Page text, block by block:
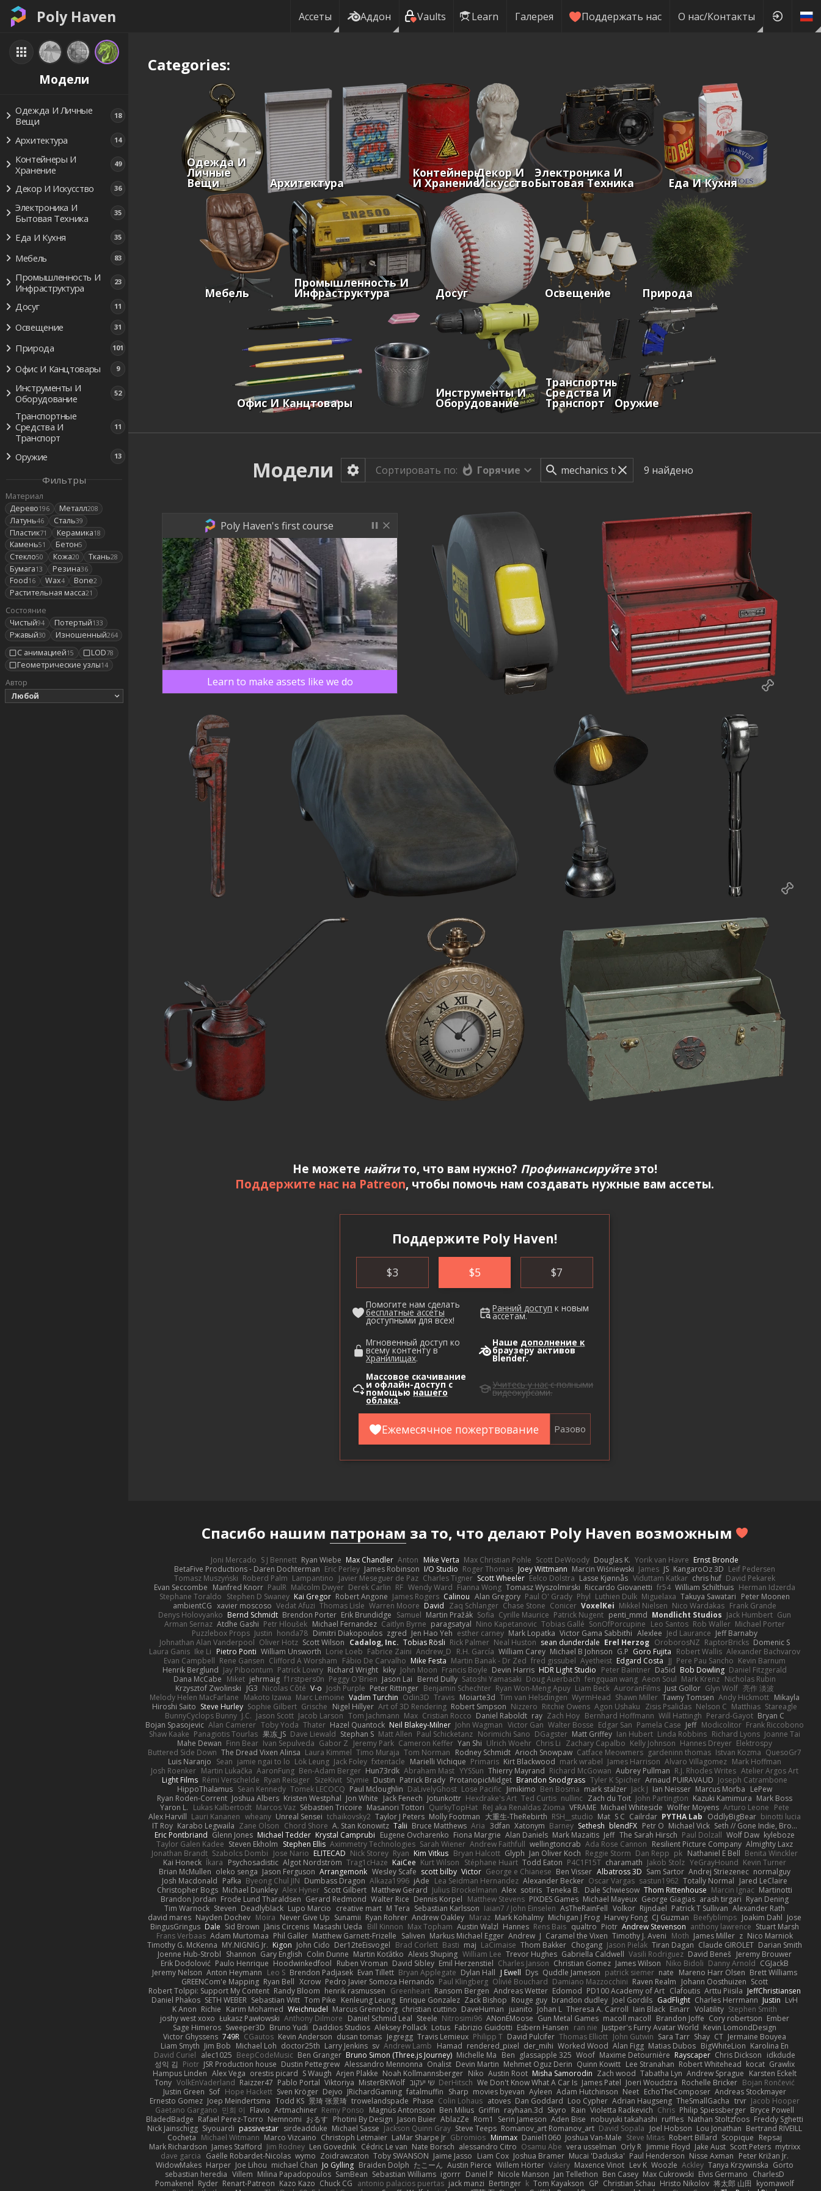
Poly Haven Ассеты Аддон Vaults Learn Галерея Поддержать нас О нас/Контакты
Модели
Одежда И Личные
Вещи
18
Архитектура 14
Контейнеры И
Хранение
49
Декор И Искусство 36
Электроника И
Бытовая Техника
35
Еда И Кухня 35
Мебель 83
Промышленность И
Инфраструктура
23
Досуг 11
Освещение 31
Природа 101
Офис И Канцтовары 9
Инструменты И
Оборудование
52
Транспортные
Средства И
Транспорт
11
Оружие 13
Фильтры
Материал
Дерево196 Металл208
Латунь46 Сталь39
Пластик71 Керамика18
Камень51 Бетон5
Стекло50 Кожа20 Ткань28
Бумага13 Резина36
Food16 Wax4 Bone2
Растительная масса21
Состояние
Чистый94 Потертый133
Ржавый30 Изношенный264
С анимацией15 LOD78
Геометрические узлы14
Автор
Любой
Categories:
Одежда И
Личные
Вещи Архитектура
Контейнеры
И Хранение
Декор И
Искусство
Электроника И
Бытовая Техника Еда И Кухня
Мебель
Промышленность И
Инфраструктура Досуг Освещение Природа
Офис И Канцтовары
Инструменты И
Оборудование
Транспортные
Средства И
Транспорт Оружие
Модели Сортировать по: Горячие 9 найдено
Poly Haven's first course
Learn to make assets like we do
Не можете найтито, что вам нужно? Профинансируйтеэто!
Поддержите нас на Patreon, чтобы помочь нам создавать нужные вам ассеты.
Поддержите Poly Haven!
$3 $5 $7
Помогите нам сделать
бесплатные ассеты
доступными для всех!
Ранний доступ к новым
ассетам.
Мгновенный доступ ко
всему контенту в
Хранилищах.
Наше дополнение к
браузеру активов
Blender.
Массовое скачивание
и офлайн-доступ с
помощью нашего
облака.
Учитесь у насс полными
видеокурсами.
Ежемесячное пожертвование Разово
Спасибо нашим патронам за то, что делают Poly Haven возможным
Joni Mercado S J Bennett Ryan Wiebe Max Chandler Anton Mike Verta Max Christian Pohle Scott DeWoody Douglas K. Yorik van Havre Ernst Bronde
BetaFive Productions - Daren Dochterman Eric Perley James Robinson I/O Studio Roger Thomas Joey Wittmann Marcin Wiśniewski James JS KangaroOz 3D Leif Pedersen
Tomasz Muszyński Roberd Palm Lampantino Javier Meseguer de Paz Charles Tigner Scott Wheeler Eelco Dolstra Lasse Kjønnås Viduttam Katkar chris huf David Pekarek
Evan Seccombe Manfred Knorr PaulR Malcolm Dwyer Derek Carlin RF Wendy Ward Fianna Wong Tomasz Wyszolmirski Riccardo Giovanetti fr54 William Schilthuis Herman Idzerda
Stephane Toraldo Stephen D Swaney Kai Gregor Robert Angone James Rogers Calinou Alan Gregory Paul O' Grady Phyl Luthien Dulk Miguelaxa Takuya Sawatari Peter Moonen
ambientCG xavier moscoso Vedat Afuzi Thomas Lisle Warren Moore David Zaq Schlanger Chase Stone Conicer VoxelKei Mikkel Nielsen Nico Wardakas Frank Grande
Denys Holovyanko Bernd Schmidt Brendon Porter Erik Brundidge Samuel Martin Pražák Sofia Cyrille Maurice Patrick Nugent penti_mmd Mondlicht Studios Jack Humbert Gun
Arman Sernaz Atdhe Gashi Petr Hloušek Michael Fernandez Caitlyn Byrne paragsatyal Nino Kapetanovic Tobias Gallé SonOfPorcupine Leo Santos Rob Waller Michael Porter
Puzzlebox Props Justin honda78 Dimitri Diakopoulos zgred Jen Hao Yeh esther carney Mark Lopatka Victor Gama Sabbithi Alexlee Jed Laurance Jeff Barnaby
Johnathan Alan Vanderpool Oliver Hotz Scott Wilson Cadalog, Inc. Tobias Rösli Rick Palmer Neal Huston sean dunderdale Erel Herzog OroborosNZ RaptorBricks Domenic S
Laura Ganis Ike Li Pietro Ponti William Unsworth Lorie Loeb Fabrice Zaini Andrew_D R.H. García William Carey Michael B Johnson G.P Goro Fujita Robert Wallis Alexander Bachvarov
Evan Campbell Rene Gansen Clifford A Worsham Fábio De Carvalho Mike Festa Martin Banak - Dr Zed fred gissubel Ayetheist Edgard Costa JJ Pere Pau Sancho Kevin Barnum
Henrik Berglund Jay Piboontum Patrick Lowry Richard Wright kiky John Moon Francis Boyle Devin Harris HDR Light Studio Peter Baintner Da5id Bob Dowling Daniel Fitzgerald
Dana McCabe Miket jehrmaig f1rstpers0n Peggy O'Brien Jason Lai Bernd Dully Satoshi Yamasaki Doug Auerbach fengquan wang Aeon Soul Mark Krenz Nicholas Rubin
Krzysztof Zwolinski JG3 Nicolas Côté V-o Josh Purple Peter Rittinger Benjamin Schechter Ryan Won-Meng Apuy Liam Beck AuroranFilms Just Gollor Glyn Wolf 亮作 淡波
Melody Helen MacFarlane Makoto Izawa Marc Lemoine Vadim Turchin Odin3D Travis Moiarte3d Tim van Helsdingen WyrmHead Shawn Miller Tawny Tomsen Andy Hickmott Mikayla
Hiroshi Saito Steve Hurley Sophie Gilbert Grische Nigel Hillyer Art of 3D Rendering Robert Simpson Nizzero Ritchie Owens Agon Ushaku Zisis Psalidas Nelson C Matthias Stareagle
BunnyCyclops Bunny J.C. Jason Scott Jacob Larson Tom Jachmann Max Cristian Rocco Daniel Raboldt ray Zach Hoy Bernhard Hoffmann Will Hattingh Perard-Gayot Bryan C
Bojan Spasojevic Alan Camerer Toby Yoda Thater Hazel Quantock Neil Blakey-Milner John Wagman Victor Gan Walter Bosse Edgar San Pamela Case Jeff Modicolitor Frank Riccobono
Shaw Kaake Panagiotis Tourlas 果冻_JS Dave Liewald Stephan S Matt Allen Paul Schicketanz Norimichi Sano DGagster Matt Griffey Ian Hubert Linda Robbins Richard Lyons Joanne Tai
Mahe Dewan Finn Bear Ivan Sepulveda Gabor Z Jeremy Park Cameron Keffer Yan Shi Ulrich Woehr Chris Li Zachary Capalbo Kelly Johnson Hannes Dreyer Elektrospy
Buttered Side Down The Dread Vixen Alinsa Laura Kimmel Timo Muraja Tom Norman Rodney Schmidt Arioch Snowpaw Catface Meowmers gardeninn thomas Istvan Kozma QuesoGr7
Luis Naranjo Sean jamie ngai to lo Lök Leung Jack Foley fxtentacle Marielli Vichique Primaris Kirt Blackwood mark wrabel James Harrison Alvaro Villagomez Mark Hoffman
Josh Roenker Martin Lukačka AaronFung Ben-Adam Berger Hun73rdk Abraham Mast YYSSun Thierry Mayrand Richard McGowan Aubrey Pullman R.J. Rhodes Writes Atelier Argos Art
Light Films Rémi Verschelde Ryan Reisiger SizeKivit Stymie Dustin Patrick Brady ProtanopicMidget Brandon Snodgrass Tyler K Spicher Arnaud PUIRAVAUD Joseph Catrambone
HippoThalamus Sean Kennedy Tomek LECOCQ Paul Mcloughlin DaLivelyGhost Lose Pacific Jimikimo Ben Bosma mark stalzer Jack J Ian Neisser Marcus Morba LePew
Ryan Roden-Corrent Joshua Albers Kristen Westphal Jon White Jack Fenech Jotunkottr Hexdrake's Art Ted Curtis nullinc Zach du Toit John Partington Kazuki Kamimura Mark Boss
Yaron L. Lukas Kalbertodt Marcos Vaz Sébastien Tricoire Masanori Tottori QuirkyTopHat ReJ aka Renaldas Zioma VFRAME Michael Whiteside Wolfer Moyens Arturo Leone Pete
Alex Harvill Lauri Kananen wheany Unreal Sensei tchaikovsky2 Taylor J Peters Molly Footman 大重生-TheRebirth RSH__studio Mat S C Cailrdar PYTHA Lab OddlyBigBear binotti lucia
IT Roy Karabo Legwaila Zane Olson Chord Shore A. Stan Konowitz Talii Bruce Matthews Aria 3dfan Xatonym Barney Sethesh blendFX Petr O Michael Vick Seth // Gone Indie, Bro...
Eric Pontbriand Glenn Jones Michael Tedder Krystal Camprubi Eugene Ovcharenko Fiona Margrie Alan Daniels Mark Mazaitis Jeff The Sarah Hirsch Paul Dolzall Wolf Daw kyleboze
Taylor Galen Kadee Steven Ekholm Stephen Ellis Aximmetry Technologies Sarah Wiener Andrew Faithfull wellingtoncrab Ada Rose Cannon Resilient Picture Company Almighty Laxz
Jonathan Brandt Szabolcs Dombi Jose Nario ELITECAD Nick Storey Ryan Kim Vitkus Bryan Halcott Glyph Jan Oliver Koch Reggie Storm Dan Repp pk Nathaniel E Bell Benita Winckler
Kai Honeck Íkara Psychosadistic Algot Nordström Trag1cHaze KaiCee Kurt Wilson Stéphane Huart Todd Eaton P4C1F15T charamath Jakob Stolz YeGrayHound Kevin Turner
Brian McMullen oleko senga Jason Ferguson Arrangemonk Wesley Scafe scott bilby Victor George e Chianese Ben Visser Albatross 3D Sam Sartor Andrej Striezenec normalguy
Josh Macdonald Pafka Byeong Chul JIN Dumbass Dragon Alkaza1996 jAde Lea Seidman Hernandez Alexander Becker Oscar Vargas sastun1962 Totally Normal Jared LeClaire
Christopher Bogs Michael Dunkley Alex Hyner Scott Gilbert Matthew Gerard Julius Brockelmann Alex sotiris Teneka B. Dale Schwiesow Thom Rittenhouse Marcin Ignac Martinotti
Brandon Jordan Frode Lund Tharaldsen Gerard Redmond Walter Rice Dennis Korpel Matthew Stevens PIXDES Games Michael Mayeux George Giagias arash tirgari Ryan Dening
Tim Warnock Steven Deadlyblack Lupo Marcio creative mart M Tera Sebastian Karlsson Iaian7 / John Einselen AsTheRainFell Volkor Rijndael Patrick T Sullivan Alexander Rath
david mares Nayden Dochev Moira Never Give Up Sunamii Ryan Rohrer Andrew Oakley Maraz Mark Kohalmy Michigan J Frog Harvey Fong CJ Guzman Beefyblimps Joakim Dahl Jose
BingusGringus Dale Sid Brown Jānis Circenis Masashi Ueda Bill Kinnon Max Topham Austin Walzl Hannes Rens Bais qualtro Piotr Andrew Stevenson anthony lawrence Stuart Marsh
Frans Verbaas Adam Murtomaa Phil Galler Matthew Garnett-Frizelle Saliven Markus Michael Egger Andrew J Caramel the Vixen Timothy J. Aveni Moth James Miller z Nico Marniok
Timothy G. McKenna MY.NIGNIG Jr. Kigon John Cido Der12teEisvogel Brad Corlett Basti maj LaCimaise Thom Bakker Chogang Jason Pielak Tiran Dagan Claude GIROLET Darian Smith
Joenne Hub-Strobl Shannon Gary English Colin Dunne Martin Koťátko Alexis Shuping William Lee Trevor Hughes Gabriella Caldwell Vasili Rodriguez David Beneš Jeremy Brouwer
Erik Dodolović Paulo Henrique Hoodwinkedfool Ruben Vroman David Sibley Emil Herzenstiel Charles Janson Christian Gomez James Wilson Niko Bidoli Danny Arnold CGJackB
Jeremy Nelson Anton Heymann Leo S Brendon Padjasek Evan Tillett Bryan Applegate Dylan Hall J Ewell Dys Quddle Jameson patrick siemer nate Mareno Harr Olsen Brett Williams
GREENCom'e Mapping Ryan Bell Xcrow Pedro Javier Somoza Hernando Paul Klingberg Olivié Bouchard Damiano Mazzocchini Raven Realm Johann Oosthuizen Scott
Robert Tolppi: Support My Content Randy Bloom henrik rasmussen Greenheart Ransom Bergen Andreas Wetter Edomod PD100 Academy of Art Clafoutis Arttu Piisila JeffChristiansen
Daniel Phakos SETH WEBER Sebastian Witt Tom Pike Kenleung Leung Enrique Gonzalez Zack Bishop Rouge guy brandon dudley Joel Gordils GadFlight Charles Herrmann Justin LvH
K Anon Richie Karim Mohamed Weichnudel Marcus Grennborg christian cuttino DaveHuman juanito Johan L Theresa A. Carroll Iain Black Einarr Volatility Stephen Smith
joshy west xoxo Łukasz Pawłowski Anthony Dilmore Daniel Schmid Leal Steele Nitrosimi96 ANonEMoose Gun Metal Games macoll macoll Brandon Joffe Cory robertson Ember
Sage Himeros Sweeper3D Bruno Yudi Daddios Studios Aleksey Pollack Lotus Fabrizio Guidotti Esbern Hansen ran nie Justper's Furry Avatar World Kevin LomondDesign
Victor Ghyssens 749R CGautos Kevin Anderson dusan tomas Jegregg Travis Lemieux Philipp T David Pulcifer Thomas Elliott John Gutwin Sara Tarr Shay CT Jermaine Bouyea
Liam Smyth Jim Bob Michael Loh doctor25th Larry Jenkins sv Andrew Lamb Hamad rendered_pixel der_mihi Worked Wood Alan Figg Matias Dubos BigWhiteLion Karolina En
David Curiel alec1025 BeepCodeMusic Ben Granger Bruno Simon (Three.js Journey) Michelle Ma Ben glassapple 325 Woof Maxime Detournière Rayscaper Chris Dickson idkdude
성익 김 Piotr JSR Production house Dustin Pettegrew Alessandro Mennonna Onalist Devin Martin Mehmet Oguz Derin Quinn Kowitt Lee Stranahan Robert Whitehead kocat Grawlix
Hampus Linden Alex Vega orestis picard S Waugh Arjen Plakke Noah Kollmannsberger Niko Austin Root Misha Samorodin Zach wood Tabatha Lyn Andrew Sprague Karsten Eckelt
Tony VolkEnVaderland Raizzer47 Pablo Portal Viktoriya MisterBKWolf שי יעקוב DerHitsch We Don't Know What A Car Is James Patel Joeri Woudstra Rochelle Bricker Bojan Rončević
Justin Green Sof Hope Hackett Sven Kröger Dejvo JRichardGaming fatalmuffin Sharp movies byevan Ayleen Adam Hutchinson Neet EchoTheComposer Andreas Stockmayer
Ernesto Gomez Joep Meindertsma Todd KS 景琦 张景琦 trowelandspade Phase Colin Lohaus atoves Dan Goddard Loo Cypher Adrian Haugseng TheSmallGacha trvr Jacob Hooper
Gaetano Gargano 민희 이 Flavio Artmachiner Remy Ponso Magnús Antonsson Ben Milius Griffin rayhaan.3d Skyro Rain Violetta Radkevich Chris Philip Spiessberger Bryce Powell
BladedBadge Rafael Perez-Torro Nemnomi おるす Photini By Design Jason Buier AblazZe Rom1 Serin Jameson Aden Bise nobuyuki takahashi ruffles Nathan Stoltzfoos Freddy Sghetti
Nick Jainschigg Siyouardi passivestar sirdeadduke Michael Sasse Jackson Quinn Gray Steve Teeps Romanov_art Romanov_art David Sopala Joel Hobson Lou Jonathan Bertrand RIVEILL
Cocheta Michael Witmann Marco Vizcaino Christoph Letmaier LaMar Sharpe Jr Gbromios Minmax Daniel1060 Joshua Van-Male Steve Mitas Robert Billard Scopique Repsaj
Mark Richardson James Stafford Jim Rodney Len Govednik Cédric Le van Nate Borsch alessandro Citro Osamu Abe vera usselman Orly R Jimmie Floyd Jake Aust Scott Peters mytrixx
dave garcia Gaëlle Robardet-Nicolas wymo Zoidrawzaton Toby SWANSON Jaime Jasso Liam Cox Joshua Bramer Mucai 'Daduska' Paul Henderson Nisse Axman Peter Križan Jr.
WidowMakes Harper Joe Lihou michael Chan Jo Gylling Braiden Dolph たこーん Austin Pierce Willem Hörter Valery Maxence Vinot Lev K Woozle Ackley Tanya Krzywinska Gorto
sebastian heredia Villem Milina Papadopoulos SamBean Sebastian Williams igorrr Daniel P Nicole Manson Jan Tellethon Ben Casey Max Cukrowski Elvis Germano CharlesD
Pomakenel Ryder Renart-Patreon Kazo Kazo Chuck CG antonio palacios puertas jack manzi Bertinger k Tom Kayakson GP Christian Schau Hristo Nikolov 将太郎 山田 kyomawolf